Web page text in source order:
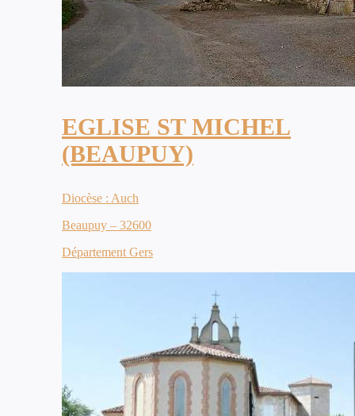
EGLISE ST MICHEL
(BEAUPUY)
Diocèse : Auch
Beaupuy – 32600
Département Gers